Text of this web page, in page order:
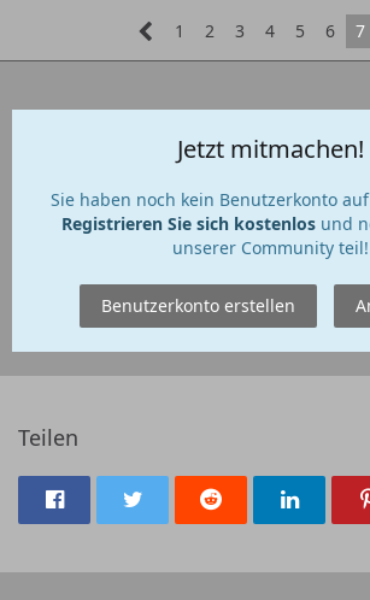
1 2 3 4 5 6 7
Jetzt mitmachen!
Sie haben noch kein Benutzerkonto
Registrieren Sie sich kostenlosund
unserer Community teil!
Benutzerkonto erstellen
Teilen